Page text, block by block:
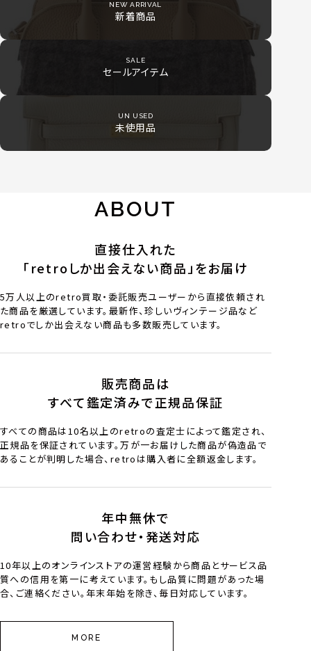
NEW ARRIVAL
新着商品
SALE
セールアイテム
UN USED
未使用品
ABOUT
直接仕入れた
「retroしか出会えない商品」をお届け
5万人以上のretro買取・委託販売ユーザーから直接依頼され
た商品を厳選しています。最新作、珍しいヴィンテージ品など
retroでしか出会えない商品も多数販売しています。
販売商品は
すべて鑑定済みで正規品保証
すべての商品は10名以上のretroの査定士によって鑑定され、
正規品を保証されています。万が一お届けした商品が偽造品で
あることが判明した場合、retroは購入者に全額返金します。
年中無休で
問い合わせ・発送対応
10年以上のオンラインストアの運営経験から商品とサービス品
質への信用を第一に考えています。もし品質に問題があった場
合、ご連絡ください。年末年始を除き、毎日対応しています。
MORE